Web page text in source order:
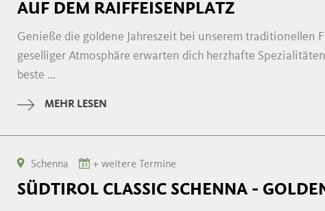
AUF DEM RAIFFEISENPLATZ
Genieße die goldene Jahreszeit bei unserem traditionellen
geselliger Atmosphäre erwarten dich herzhafte
beste ...
MEHR LESEN
Schenna + weitere Termine
SÜDTIROL CLASSIC SCHENNA -